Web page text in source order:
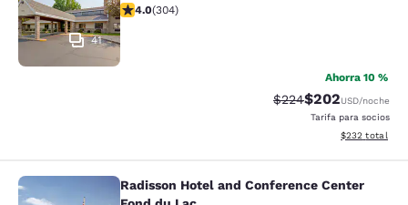
41
calificación de 4.01 estrellas. Muy bueno. 304 reseñas
4.0(304)
Ahorra 10 %
Precio tachado:
$224Precio con
$202USD/noche
Tarifa para socios
Ver detalles
$232 total
Radisson Hotel and Conference
Radisson Hotel and Conference Center